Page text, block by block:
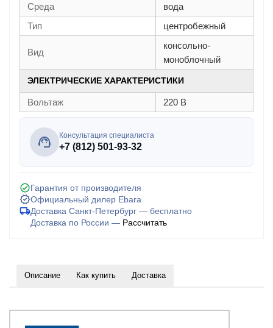
Среда
вода
Тип
центробежный
Вид
консольно-
моноблочный
ЭЛЕКТРИЧЕСКИЕ ХАРАКТЕРИСТИКИ
Вольтаж 220 В
Консультация специалиста
+7 (812) 501-93-32
Гарантия от производителя
Официальный дилер Ebara
Доставка Санкт-Петербург — бесплатно
Доставка по России — Рассчитать
Описание Как купить Доставка